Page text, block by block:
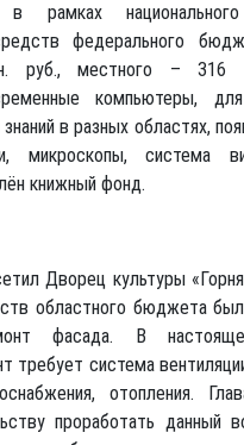
в рамках
федерального
руб., местного – 316
компьютеры, для
в разных областях,
микроскопы, система
книжный фонд.
Дворец культуры
областного бюджета
фасада. В
требует система
отопления.
проработать данный